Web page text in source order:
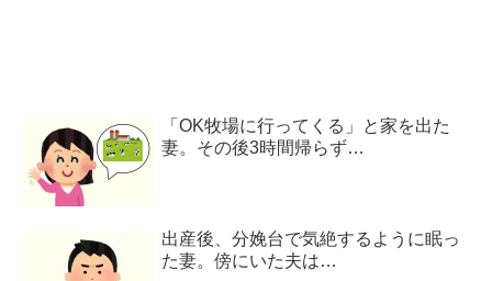
「OK牧場に行ってくる」と家を出た
妻。その後3時間帰らず…
出産後、分娩台で気絶するように眠っ
た妻。傍にいた夫は…